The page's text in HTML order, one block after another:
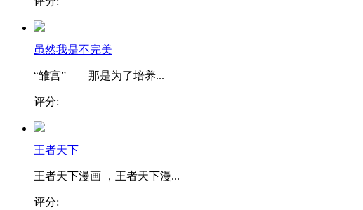
虽然我是不完美
“雏宫”——那是为了培养...
评分:
王者天下
王者天下漫画 ，王者天下漫...
评分: